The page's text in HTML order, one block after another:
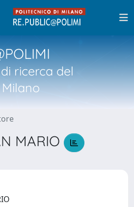
ricerca del
MARIO